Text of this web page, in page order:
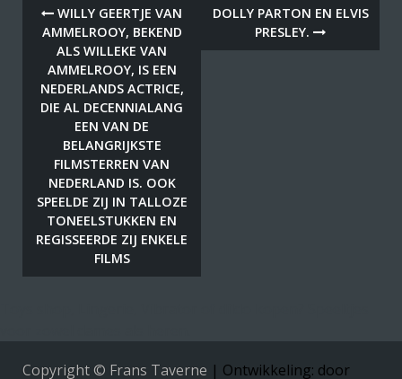
WILLY GEERTJE VAN
AMMELROOY, BEKEND
ALS WILLEKE VAN
AMMELROOY, IS EEN
NEDERLANDS ACTRICE,
DIE AL DECENNIALANG
EEN VAN DE
BELANGRIJKSTE
FILMSTERREN VAN
NEDERLAND IS. OOK
SPEELDE ZIJ IN TALLOZE
TONEELSTUKKEN EN
REGISSEERDE ZIJ ENKELE
FILMS
DOLLY PARTON EN ELVIS
PRESLEY.
Copyright © Frans Taverne | Ontwikkeling: door